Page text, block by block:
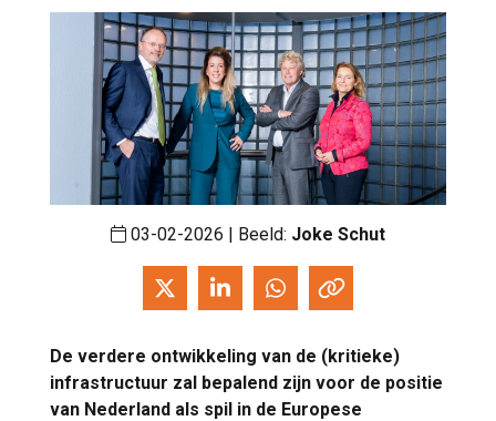
03-02-2026 | Beeld: Joke Schut
De verdere ontwikkeling van de (kritieke)
infrastructuur zal bepalend zijn voor de positie
van Nederland als spil in de Europese